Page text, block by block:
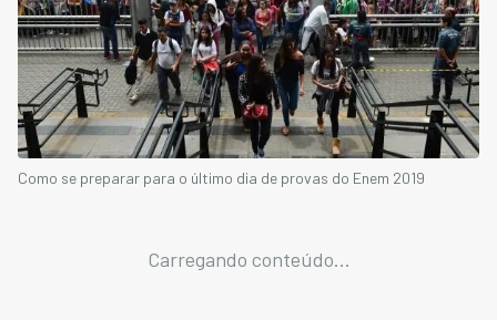
Como se preparar para o último dia de provas do Enem 2019
Carregando conteúdo...